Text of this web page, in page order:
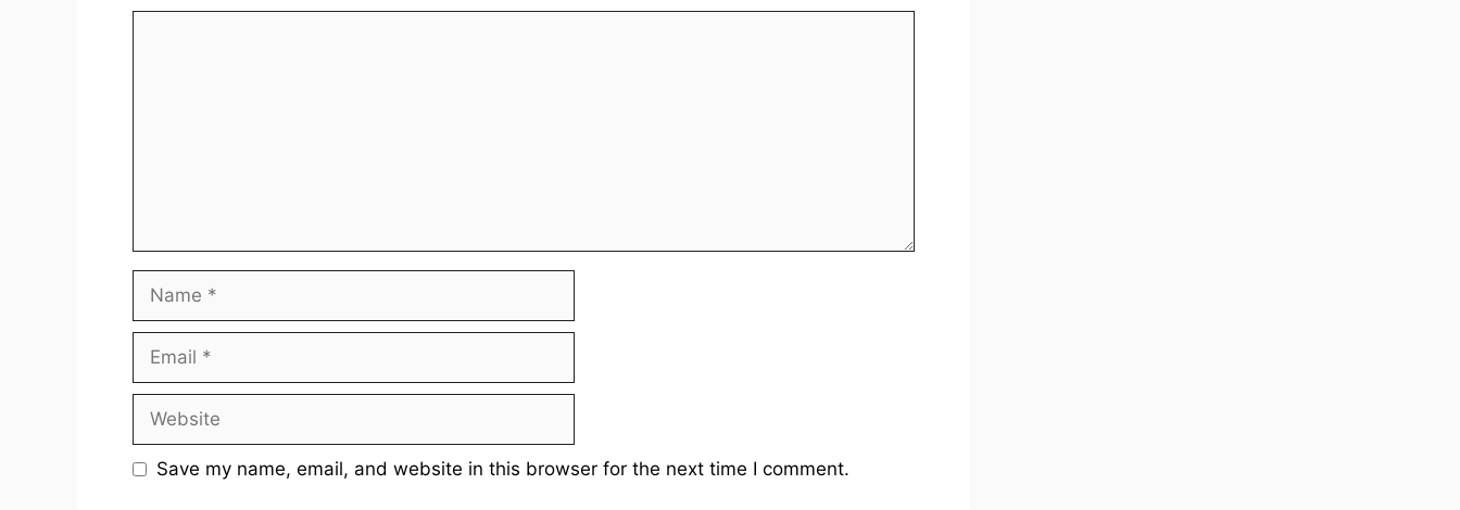
Save my name, email, and website in this browser for the next time I comment.